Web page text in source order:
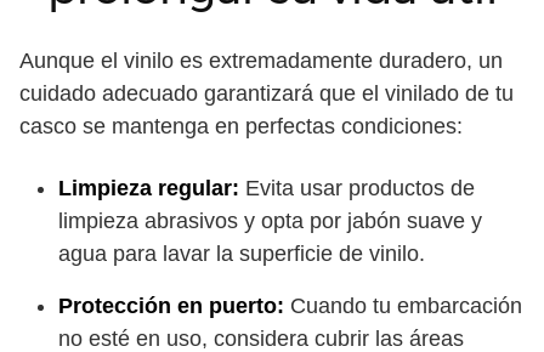
Aunque el vinilo es extremadamente duradero, un
cuidado adecuado garantizará que el vinilado de tu
casco se mantenga en perfectas condiciones:
Limpieza regular: Evita usar productos de
limpieza abrasivos y opta por jabón suave y
agua para lavar la superficie de vinilo.
Protección en puerto: Cuando tu embarcación
no esté en uso, considera cubrir las áreas